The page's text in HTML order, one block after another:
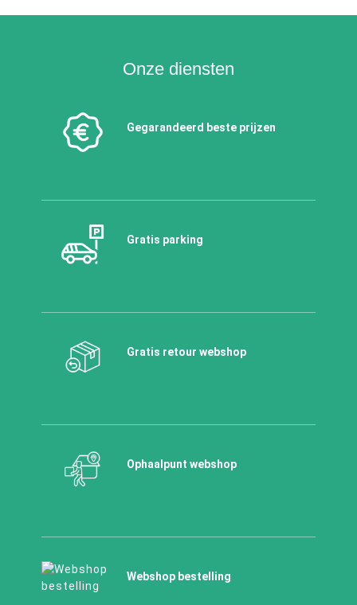
Onze diensten
Gegarandeerd beste prijzen
Gratis parking
Gratis retour webshop
Ophaalpunt webshop
Webshop bestelling